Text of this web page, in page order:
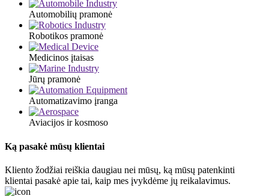
Automobilių pramonė
Robotikos pramonė
Medicinos įtaisas
Jūrų pramonė
Automatizavimo įranga
Aviacijos ir kosmoso
Ką pasakė mūsų klientai
Kliento žodžiai reiškia daugiau nei mūsų, ką mūsų patenkinti
klientai pasakė apie tai, kaip mes įvykdėme jų reikalavimus.